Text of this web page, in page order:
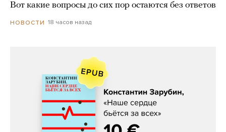
Вот какие вопросы до сих пор остаются без ответов
НОВОСТИ 18 часов назад